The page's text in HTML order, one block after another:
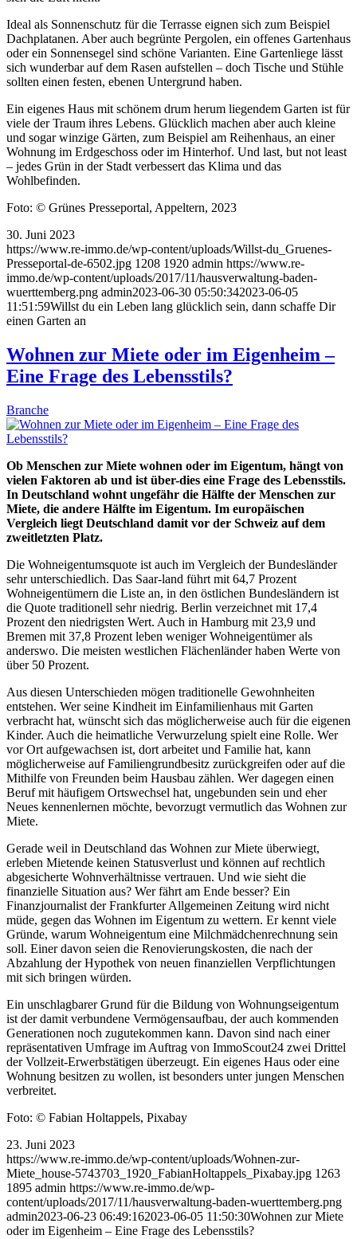
Ideal als Sonnenschutz für die Terrasse eignen sich zum Beispiel
Dachplatanen. Aber auch begrünte Pergolen, ein offenes Gartenhaus
oder ein Sonnensegel sind schöne Varianten. Eine Gartenliege lässt
sich wunderbar auf dem Rasen aufstellen – doch Tische und Stühle
sollten einen festen, ebenen Untergrund haben.
Ein eigenes Haus mit schönem drum herum liegendem Garten ist für
viele der Traum ihres Lebens. Glücklich machen aber auch kleine
und sogar winzige Gärten, zum Beispiel am Reihenhaus, an einer
Wohnung im Erdgeschoss oder im Hinterhof. Und last, but not least
– jedes Grün in der Stadt verbessert das Klima und das
Wohlbefinden.
Foto: © Grünes Presseportal, Appeltern, 2023
30. Juni 2023
https://www.re-immo.de/wp-content/uploads/Willst-du_Gruenes-
Presseportal-de-6502.jpg 1208 1920 admin https://www.re-
immo.de/wp-content/uploads/2017/11/hausverwaltung-baden-
wuerttemberg.png admin2023-06-30 05:50:342023-06-05
11:51:59Willst du ein Leben lang glücklich sein, dann schaffe Dir
einen Garten an
Wohnen zur Miete oder im Eigenheim –
Eine Frage des Lebensstils?
Branche
Ob Menschen zur Miete wohnen oder im Eigentum, hängt von
vielen Faktoren ab und ist über-dies eine Frage des Lebensstils.
In Deutschland wohnt ungefähr die Hälfte der Menschen zur
Miete, die andere Hälfte im Eigentum. Im europäischen
Vergleich liegt Deutschland damit vor der Schweiz auf dem
zweitletzten Platz.
Die Wohneigentumsquote ist auch im Vergleich der Bundesländer
sehr unterschiedlich. Das Saar-land führt mit 64,7 Prozent
Wohneigentümern die Liste an, in den östlichen Bundesländern ist
die Quote traditionell sehr niedrig. Berlin verzeichnet mit 17,4
Prozent den niedrigsten Wert. Auch in Hamburg mit 23,9 und
Bremen mit 37,8 Prozent leben weniger Wohneigentümer als
anderswo. Die meisten westlichen Flächenländer haben Werte von
über 50 Prozent.
Aus diesen Unterschieden mögen traditionelle Gewohnheiten
entstehen. Wer seine Kindheit im Einfamilienhaus mit Garten
verbracht hat, wünscht sich das möglicherweise auch für die eigenen
Kinder. Auch die heimatliche Verwurzelung spielt eine Rolle. Wer
vor Ort aufgewachsen ist, dort arbeitet und Familie hat, kann
möglicherweise auf Familiengrundbesitz zurückgreifen oder auf die
Mithilfe von Freunden beim Hausbau zählen. Wer dagegen einen
Beruf mit häufigem Ortswechsel hat, ungebunden sein und eher
Neues kennenlernen möchte, bevorzugt vermutlich das Wohnen zur
Miete.
Gerade weil in Deutschland das Wohnen zur Miete überwiegt,
erleben Mietende keinen Statusverlust und können auf rechtlich
abgesicherte Wohnverhältnisse vertrauen. Und wie sieht die
finanzielle Situation aus? Wer fährt am Ende besser? Ein
Finanzjournalist der Frankfurter Allgemeinen Zeitung wird nicht
müde, gegen das Wohnen im Eigentum zu wettern. Er kennt viele
Gründe, warum Wohneigentum eine Milchmädchenrechnung sein
soll. Einer davon seien die Renovierungskosten, die nach der
Abzahlung der Hypothek von neuen finanziellen Verpflichtungen
mit sich bringen würden.
Ein unschlagbarer Grund für die Bildung von Wohnungseigentum
ist der damit verbundene Vermögensaufbau, der auch kommenden
Generationen noch zugutekommen kann. Davon sind nach einer
repräsentativen Umfrage im Auftrag von ImmoScout24 zwei Drittel
der Vollzeit-Erwerbstätigen überzeugt. Ein eigenes Haus oder eine
Wohnung besitzen zu wollen, ist besonders unter jungen Menschen
verbreitet.
Foto: © Fabian Holtappels, Pixabay
23. Juni 2023
https://www.re-immo.de/wp-content/uploads/Wohnen-zur-
Miete_house-5743703_1920_FabianHoltappels_Pixabay.jpg 1263
1895 admin https://www.re-immo.de/wp-
content/uploads/2017/11/hausverwaltung-baden-wuerttemberg.png
admin2023-06-23 06:49:162023-06-05 11:50:30Wohnen zur Miete
oder im Eigenheim – Eine Frage des Lebensstils?